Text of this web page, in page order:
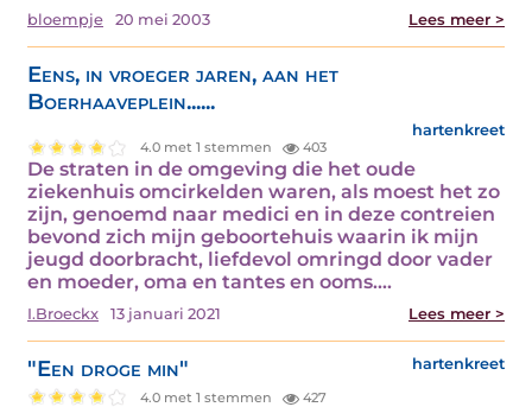
bloempje 20 mei 2003 Lees meer >
Eens, in vroeger jaren, aan het
Boerhaaveplein......
hartenkreet
4.0 met 1 stemmen 403
De straten in de omgeving die het oude
ziekenhuis omcirkelden waren, als moest het zo
zijn, genoemd naar medici en in deze contreien
bevond zich mijn geboortehuis waarin ik mijn
jeugd doorbracht, liefdevol omringd door vader
en moeder, oma en tantes en ooms.…
I.Broeckx 13 januari 2021 Lees meer >
"Een droge min" hartenkreet
4.0 met 1 stemmen 427